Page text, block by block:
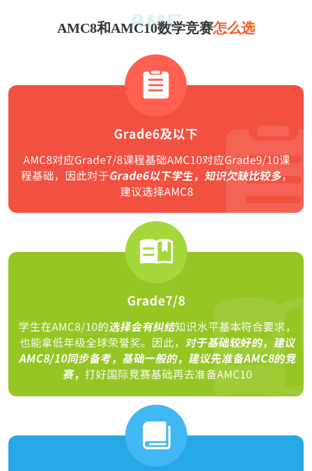
AMC8和AMC10数学竞赛怎么选